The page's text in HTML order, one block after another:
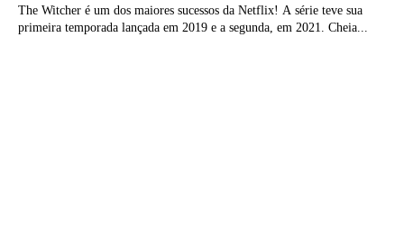
The Witcher é um dos maiores sucessos da Netflix! A série teve sua
primeira temporada lançada em 2019 e a segunda, em 2021. Cheia...